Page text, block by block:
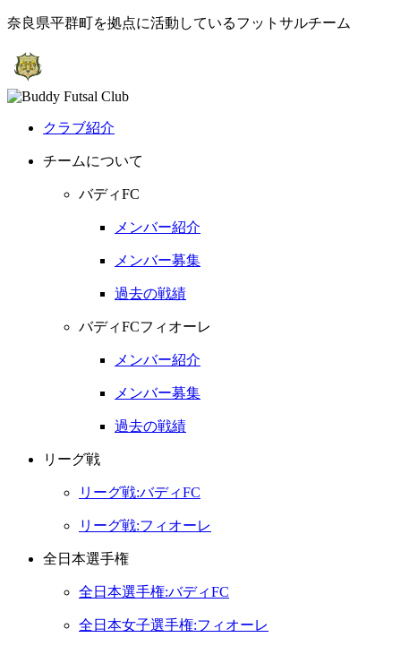
奈良県平群町を拠点に活動しているフットサルチーム
クラブ紹介
チームについて
バディFC
メンバー紹介
メンバー募集
過去の戦績
バディFCフィオーレ
メンバー紹介
メンバー募集
過去の戦績
リーグ戦
リーグ戦:バディFC
リーグ戦:フィオーレ
全日本選手権
全日本選手権:バディFC
全日本女子選手権:フィオーレ